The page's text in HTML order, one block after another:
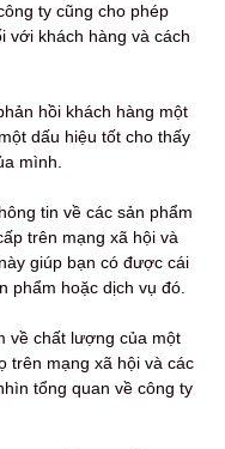
ty cũng cho phép
với khách hàng và cách
hồi khách hàng một
dấu hiệu tốt cho thấy
mình.
tin về các sản phẩm
trên mạng xã hội và
giúp bạn có được cái
phẩm hoặc dịch vụ đó.
về chất lượng của một
trên mạng xã hội và các
tổng quan về công ty